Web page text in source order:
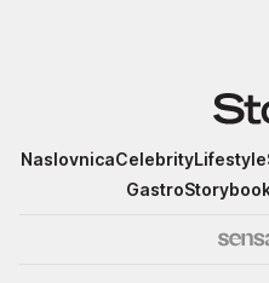
Story
NaslovnicaCelebrityLifestyle
Gastro